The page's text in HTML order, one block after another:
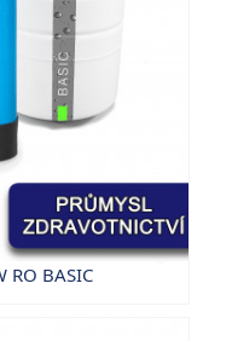
RO BASIC